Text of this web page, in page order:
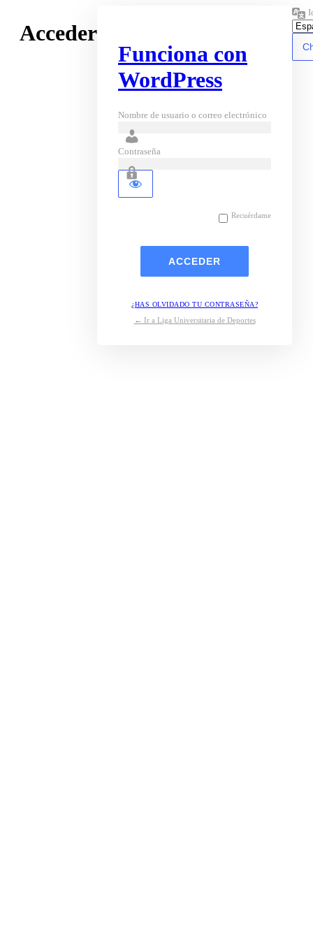
Acceder
Funciona con
WordPress
Nombre de usuario o correo electrónico
Contraseña
Recuérdame
¿HAS OLVIDADO TU CONTRASEÑA?
← Ir a Liga Universitaria de Deportes